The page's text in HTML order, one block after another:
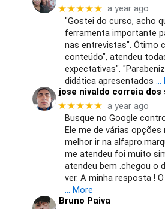
★★★★★ a year ago
"Gostei do curso, acho
ferramenta importante
nas entrevistas". Ótimo
conteúdo", atendeu
expectativas".
didática apresentados …
jose nivaldo correia dos
★★★★★ a year ago
Busque no Google
Ele me de várias opções
melhor ir na
me atendeu foi muito
atendeu bem .chegou o
ver. A minha resposta !
… More
Bruno Paiva